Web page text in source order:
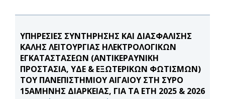
ΥΠΗΡΕΣΙΕΣ ΣΥΝΤΗΡΗΣΗΣ ΚΑΙ ΔΙΑΣΦΑΛΙΣΗΣ
ΚΑΛΗΣ ΛΕΙΤΟΥΡΓΙΑΣ ΗΛΕΚΤΡΟΛΟΓΙΚΩΝ
ΕΓΚΑΤΑΣΤΑΣΕΩΝ (ΑΝΤΙΚΕΡΑΥΝΙΚΗ
ΠΡΟΣΤΑΣΙΑ, ΥΔΕ & ΕΞΩΤΕΡΙΚΩΝ ΦΩΤΙΣΜΩΝ)
ΤΟΥ ΠΑΝΕΠΙΣΤΗΜΙΟΥ ΑΙΓΑΙΟΥ ΣΤΗ ΣΥΡΟ
15ΑΜΗΝΗΣ ΔΙΑΡΚΕΙΑΣ, ΓΙΑ ΤΑ ΕΤΗ 2025 & 2026